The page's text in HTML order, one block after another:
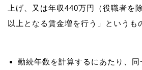
上げ、又は年収440万円（役職者を
勤続年数を計算するにあたり、同